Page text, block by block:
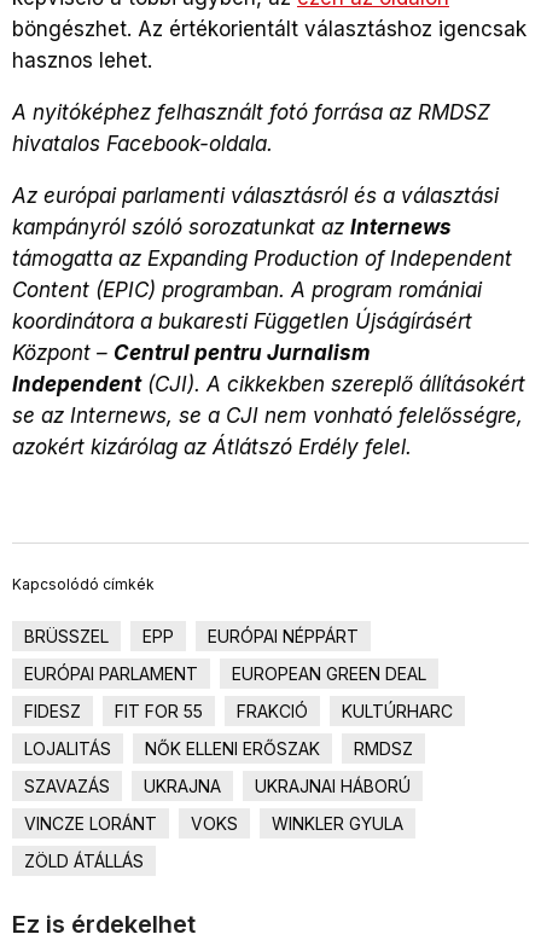
böngészhet. Az értékorientált választáshoz igencsak
hasznos lehet.
A nyitóképhez felhasznált fotó forrása az RMDSZ
hivatalos Facebook-oldala.
Az európai parlamenti választásról és a választási
kampányról szóló sorozatunkat az Internews
támogatta az Expanding Production of Independent
Content (EPIC) programban. A program romániai
koordinátora a bukaresti Független Újságírásért
Központ – Centrul pentru Jurnalism
Independent(CJI). A cikkekben szereplő állításokért
se az Internews, se a CJI nem vonható felelősségre,
azokért kizárólag az Átlátszó Erdély felel.
Kapcsolódó címkék
BRÜSSZEL EPP
EURÓPAI NÉPPÁRT
EURÓPAI PARLAMENT
EUROPEAN GREEN DEAL
FIDESZ
FIT FOR 55 FRAKCIÓ
KULTÚRHARC
LOJALITÁS
NŐK ELLENI ERŐSZAK
RMDSZ
SZAVAZÁS
UKRAJNA
UKRAJNAI HÁBORÚ
VINCZE LORÁNT
VOKS
WINKLER GYULA
ZÖLD ÁTÁLLÁS
Ez is érdekelhet